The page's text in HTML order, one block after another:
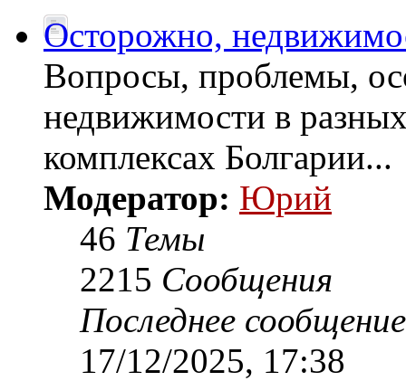
Осторожно,
Вопросы, проблемы,
недвижимости в
комплексах Болгарии...
Модератор: Юрий
46 Темы
2215 Сообщения
Последнее сообщение
17/12/2025, 17:38